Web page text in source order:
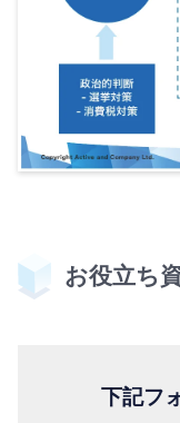
お役立ち
下記フ